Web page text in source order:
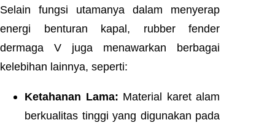
Selain fungsi utamanya dalam menyerap
energi benturan kapal, rubber fender
dermaga V juga menawarkan berbagai
kelebihan lainnya, seperti:
Ketahanan Lama: Material karet alam
berkualitas tinggi yang digunakan pada